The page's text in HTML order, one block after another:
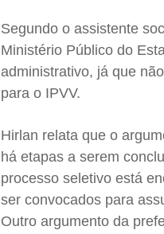
Segundo o assistente
Ministério Público do
administrativo, já que
para o IPVV.
Hirlan relata que o
há etapas a serem
processo seletivo está
ser convocados para
Outro argumento da